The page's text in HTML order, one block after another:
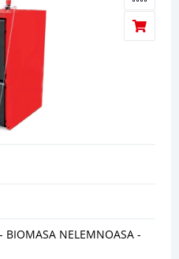
BIOMASA NELEMNOASA -